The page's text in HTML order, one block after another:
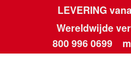
LEVERING
Wereldwijde
800 996 0699